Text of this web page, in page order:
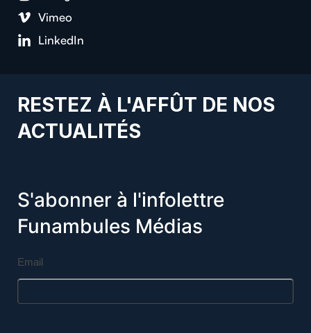
Vimeo
LinkedIn
RESTEZ À L'AFFÛT DE NOS
ACTUALITÉS
S'abonner à l'infolettre
Funambules Médias
Email